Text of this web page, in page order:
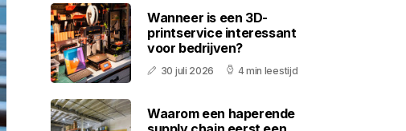
Wanneer is een 3D-
printservice interessant
voor bedrijven?
30 juli 2026 4 min leestijd
Waarom een haperende